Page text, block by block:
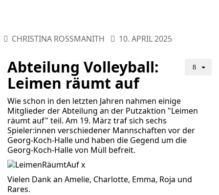
CHRISTINA ROSSMANITH 10. APRIL 2025
Abteilung Volleyball:
Leimen räumt auf
Wie schon in den letzten Jahren nahmen einige
Mitglieder der Abteilung an der Putzaktion "Leimen
räumt auf" teil. Am 19. März traf sich sechs
Spieler:innen verschiedener Mannschaften vor der
Georg-Koch-Halle und haben die Gegend um die
Georg-Koch-Halle von Müll befreit.
Vielen Dank an Amelie, Charlotte, Emma, Roja und
Rares.